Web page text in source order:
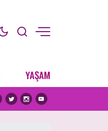
YAŞAM